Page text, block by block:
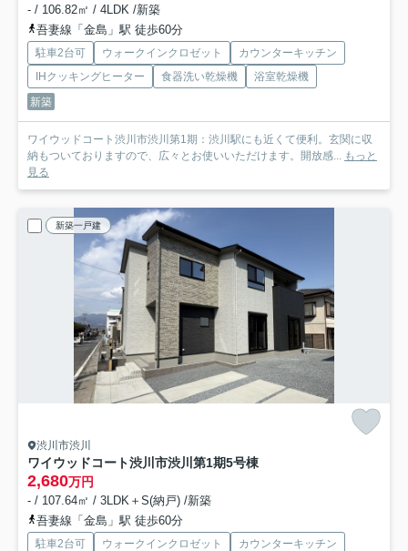
- / 106.82㎡ / 4LDK /新築
吾妻線「金島」駅 徒歩60分
駐車2台可 ウォークインクロゼット
カウンターキッチン
IHクッキングヒーター
食器洗い乾燥機
浴室乾燥機
新築
ワイウッドコート渋川市渋川第1期：渋川駅にも近くて便利。玄関に収
納もついておりますので、広々とお使いいただけます。開放感...
もっと
見る
新築一戸建
渋川市渋川
ワイウッドコート渋川市渋川第1期5号棟
2,680万円
- / 107.64㎡ / 3LDK＋S(納戸) /新築
吾妻線「金島」駅 徒歩60分
駐車2台可 ウォークインクロゼット
カウンターキッチン